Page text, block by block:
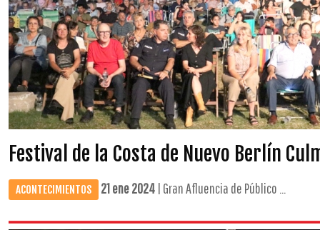
Festival de la Costa de Nuevo Berlín
ACONTECIMIENTOS 21 ene 2024 | Gran Afluencia de Público ...